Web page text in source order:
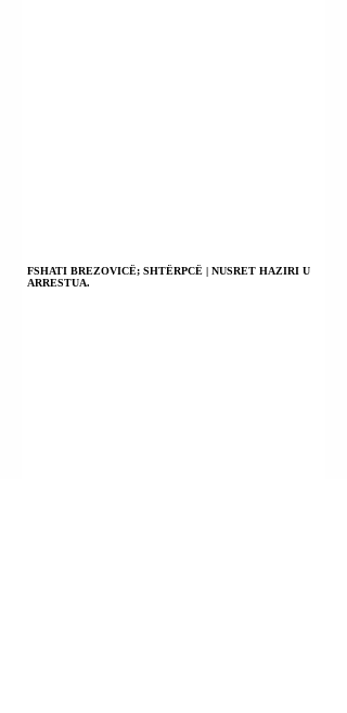
FSHATI BREZOVICË; SHTËRPCË | NUSRET HAZIRI U
ARRESTUA.